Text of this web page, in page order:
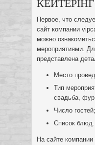
Первое, что
сайт компании
можно
мероприятиями.
представлена
Место
Тип
свадьба,
Число гостей;
Список блюд.
На сайте